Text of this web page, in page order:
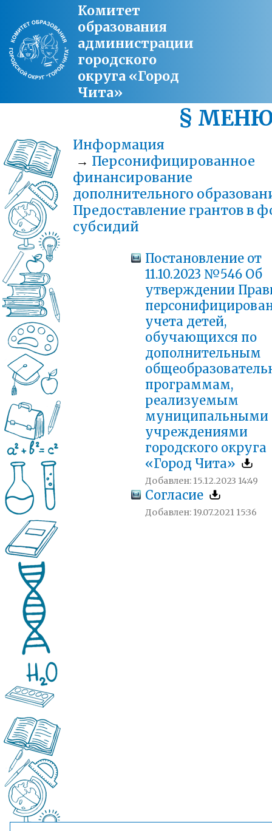
Комитет
образования
администрации
городского
округа «Город
Чита»
§
Информация
→ Персонифицированное
финансирование
дополнительного
Предоставление грантов в
субсидий
Постановление от
11.10.2023 №546 Об
утверждении
учета детей,
обучающихся по
дополнительным
программам,
реализуемым
муниципальными
учреждениями
городского округа
«Город Чита»
Добавлен: 15.12.2023 14:49
Согласие
Добавлен: 19.07.2021 15:36